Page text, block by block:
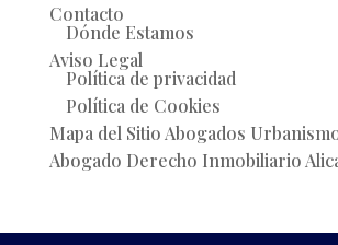
Contacto
Dónde Estamos
Aviso Legal
Política de privacidad
Política de Cookies
Mapa del Sitio Abogados
Abogado Derecho Inmobiliario